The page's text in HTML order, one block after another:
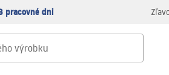
pracovné dni